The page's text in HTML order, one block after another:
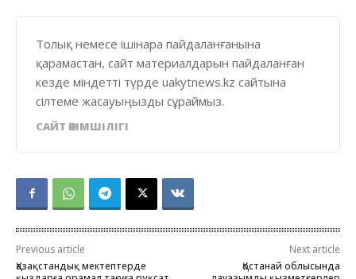
Толық немесе ішінара пайдаланғанына
қарамастан, сайт материалдарын пайдаланған
кезде міндетті түрде uakytnews.kz сайтына
сілтеме жасауыңызды сұраймыз.
САЙТ ӘКІМШІЛІГІ
Previous article
Қазақстандық мектептерде
Next article
Қостанай облысында